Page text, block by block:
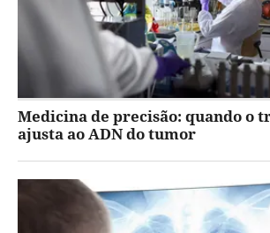
Medicina de precisão: quando o
ajusta ao ADN do tumor